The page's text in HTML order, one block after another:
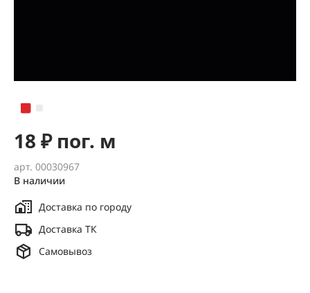
арт. 00030967
В наличии
Доставка по городу
Доставка ТК
Самовывоз
18 ₽ пог. м